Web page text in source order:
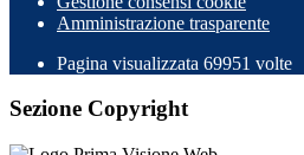
Amministrazione trasparente
Pagina visualizzata 69951 volte
Sezione Copyright